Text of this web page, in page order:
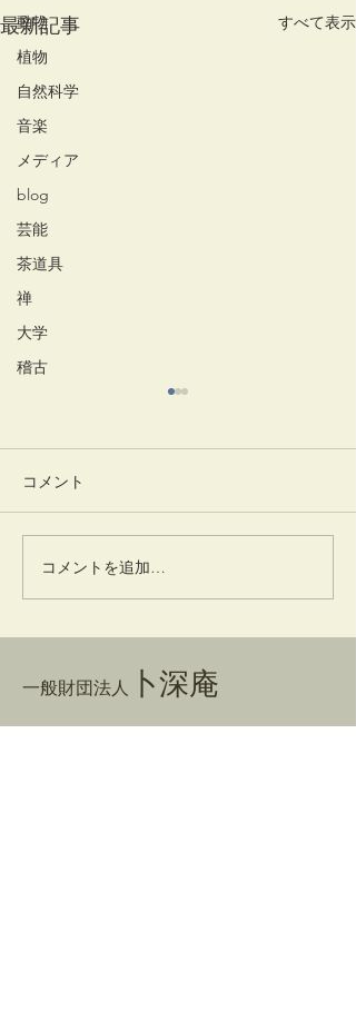
動物
植物
自然科学
音楽
メディア
blog
芸能
茶道具
禅
大学
稽古
最新記事 すべて表示
一味神水
コメント
コメントを追加…
一般財団法人 卜深庵